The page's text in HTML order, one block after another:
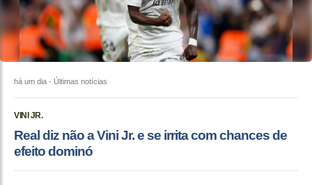
há um dia - Últimas notícias
VINI JR.
Real diz não a Vini Jr. e se irrita com chances de
efeito dominó